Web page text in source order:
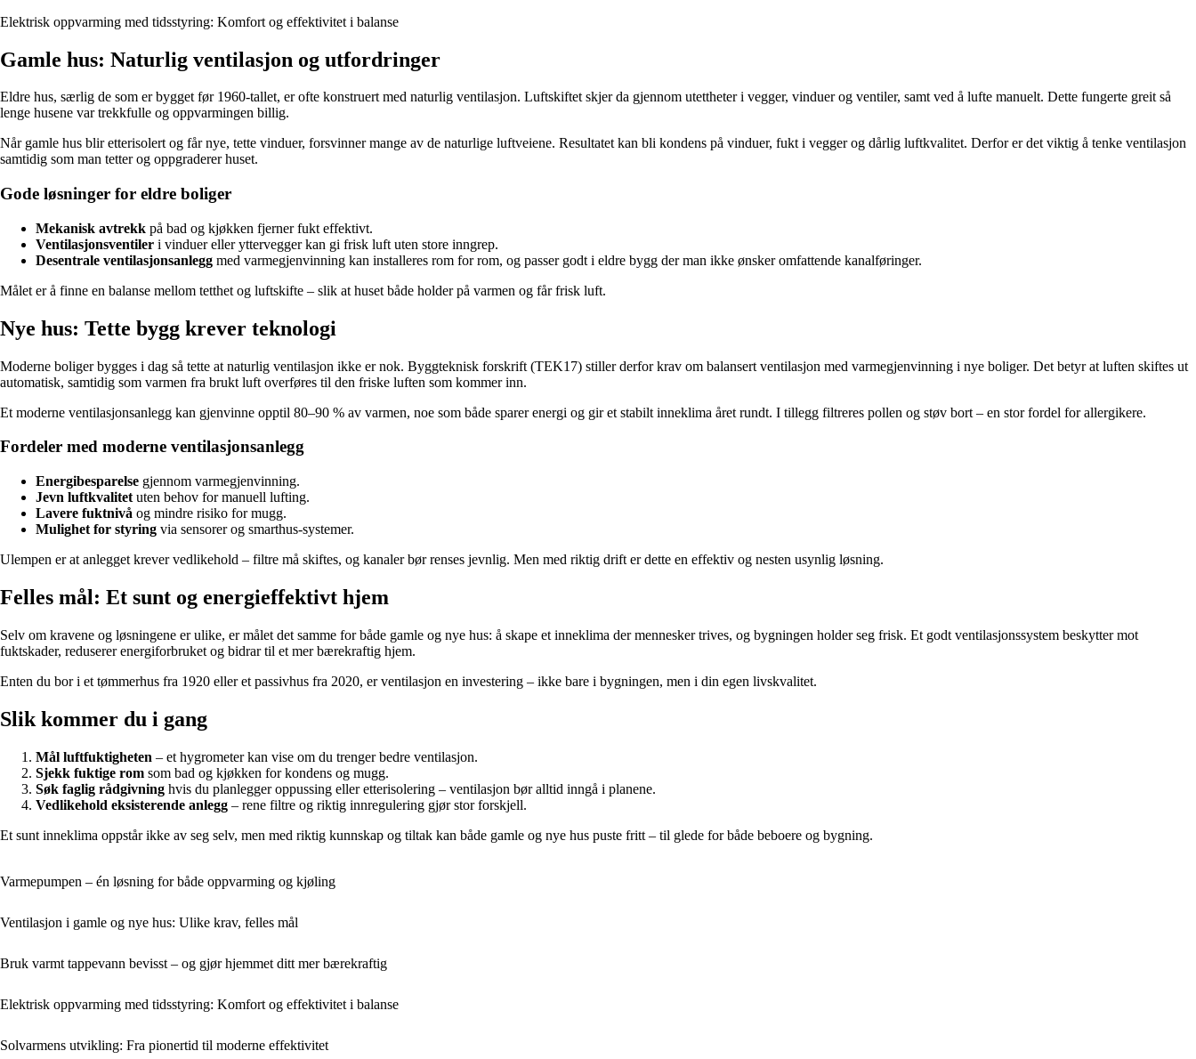
Elektrisk oppvarming med tidsstyring: Komfort og effektivitet i balanse
Gamle hus: Naturlig ventilasjon og utfordringer
Eldre hus, særlig de som er bygget før 1960-tallet, er ofte konstruert med naturlig ventilasjon. Luftskiftet skjer da gjennom utettheter i vegger, vinduer og ventiler, samt ved å lufte manuelt. Dette fungerte greit så
lenge husene var trekkfulle og oppvarmingen billig.
Når gamle hus blir etterisolert og får nye, tette vinduer, forsvinner mange av de naturlige luftveiene. Resultatet kan bli kondens på vinduer, fukt i vegger og dårlig luftkvalitet. Derfor er det viktig å tenke ventilasjon
samtidig som man tetter og oppgraderer huset.
Gode løsninger for eldre boliger
Mekanisk avtrekk på bad og kjøkken fjerner fukt effektivt.
Ventilasjonsventiler i vinduer eller yttervegger kan gi frisk luft uten store inngrep.
Desentrale ventilasjonsanlegg med varmegjenvinning kan installeres rom for rom, og passer godt i eldre bygg der man ikke ønsker omfattende kanalføringer.
Målet er å finne en balanse mellom tetthet og luftskifte – slik at huset både holder på varmen og får frisk luft.
Nye hus: Tette bygg krever teknologi
Moderne boliger bygges i dag så tette at naturlig ventilasjon ikke er nok. Byggteknisk forskrift (TEK17) stiller derfor krav om balansert ventilasjon med varmegjenvinning i nye boliger. Det betyr at luften skiftes ut
automatisk, samtidig som varmen fra brukt luft overføres til den friske luften som kommer inn.
Et moderne ventilasjonsanlegg kan gjenvinne opptil 80–90 % av varmen, noe som både sparer energi og gir et stabilt inneklima året rundt. I tillegg filtreres pollen og støv bort – en stor fordel for allergikere.
Fordeler med moderne ventilasjonsanlegg
Energibesparelse gjennom varmegjenvinning.
Jevn luftkvalitet uten behov for manuell lufting.
Lavere fuktnivå og mindre risiko for mugg.
Mulighet for styring via sensorer og smarthus-systemer.
Ulempen er at anlegget krever vedlikehold – filtre må skiftes, og kanaler bør renses jevnlig. Men med riktig drift er dette en effektiv og nesten usynlig løsning.
Felles mål: Et sunt og energieffektivt hjem
Selv om kravene og løsningene er ulike, er målet det samme for både gamle og nye hus: å skape et inneklima der mennesker trives, og bygningen holder seg frisk. Et godt ventilasjonssystem beskytter mot
fuktskader, reduserer energiforbruket og bidrar til et mer bærekraftig hjem.
Enten du bor i et tømmerhus fra 1920 eller et passivhus fra 2020, er ventilasjon en investering – ikke bare i bygningen, men i din egen livskvalitet.
Slik kommer du i gang
Mål luftfuktigheten – et hygrometer kan vise om du trenger bedre ventilasjon.
Sjekk fuktige rom som bad og kjøkken for kondens og mugg.
Søk faglig rådgivning hvis du planlegger oppussing eller etterisolering – ventilasjon bør alltid inngå i planene.
Vedlikehold eksisterende anlegg – rene filtre og riktig innregulering gjør stor forskjell.
Et sunt inneklima oppstår ikke av seg selv, men med riktig kunnskap og tiltak kan både gamle og nye hus puste fritt – til glede for både beboere og bygning.
Varmepumpen – én løsning for både oppvarming og kjøling
Ventilasjon i gamle og nye hus: Ulike krav, felles mål
Bruk varmt tappevann bevisst – og gjør hjemmet ditt mer bærekraftig
Elektrisk oppvarming med tidsstyring: Komfort og effektivitet i balanse
Solvarmens utvikling: Fra pionertid til moderne effektivitet